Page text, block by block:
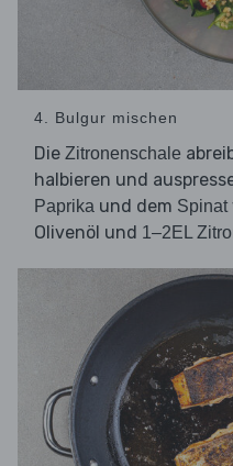
4. Bulgur mischen
Die Zitronenschale
halbieren und
Paprika und dem Spinat
Olivenöl und 1–2EL